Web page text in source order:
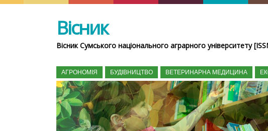
Вісник
Вісник Сумського національного аграрного університету
АГРОНОМІЯ БУДІВНИЦТВО ВЕТЕРИНАРНА МЕДИЦИНА